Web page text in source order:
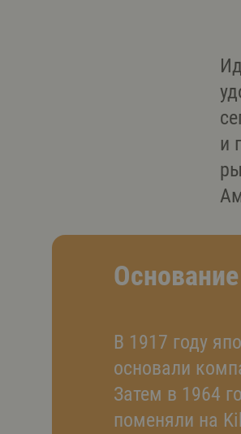
и
В 1917 году
основали
Затем в 1964
поменяли на